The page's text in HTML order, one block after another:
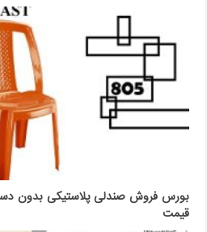
بورس فروش صندلی پلاستیکی بدون
قیمت